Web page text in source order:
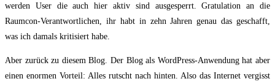
werden User die auch hier aktiv sind ausgesperrt. Gratulation an die
Raumcon-Verantwortlichen, ihr habt in zehn Jahren genau das geschafft,
was ich damals kritisiert habe.
Aber zurück zu diesem Blog. Der Blog als WordPress-Anwendung hat aber
einen enormen Vorteil: Alles rutscht nach hinten. Also das Internet vergisst